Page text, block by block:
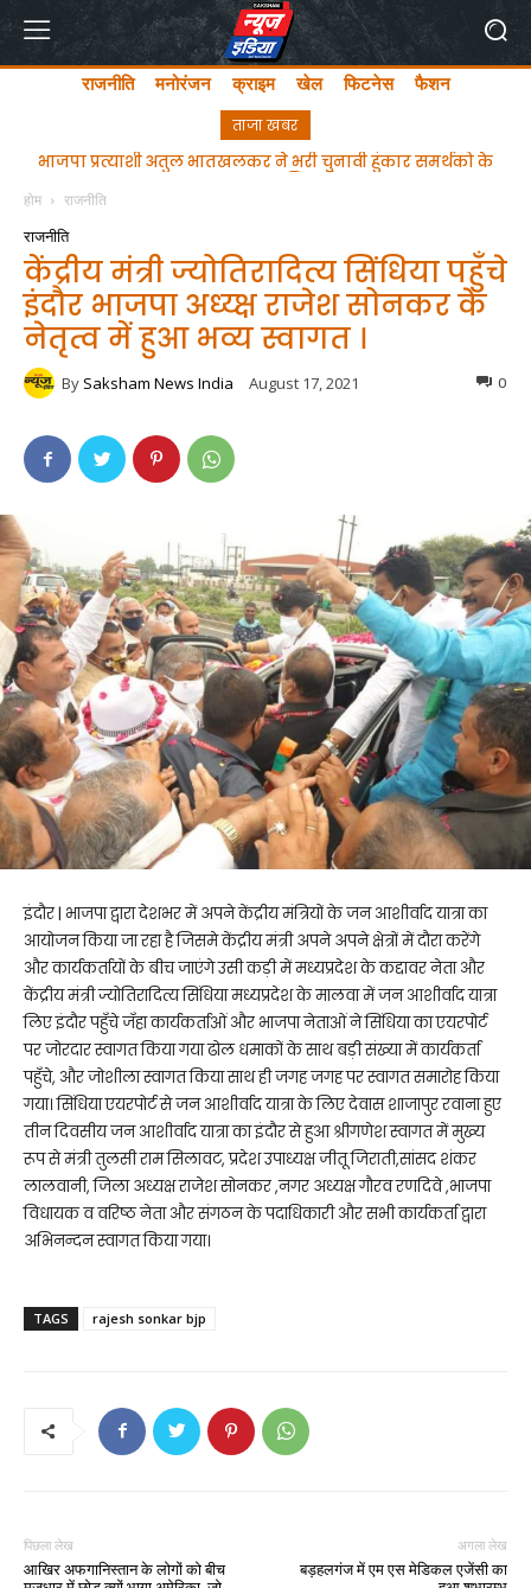
राजनीति मनोरंजन क्राइम खेल फिटनेस फैशन
ताजा खबर
ghgfhfghfghgfhgfhf
होम राजनीति
राजनीति
केंद्रीय मंत्री ज्योतिरादित्य सिंधिया पहुँचे
इंदौर भाजपा अध्य्क्ष राजेश सोनकर के
नेतृत्व में हुआ भव्य स्वागत ।
By Saksham News India August 17, 2021 0
इंदौर | भाजपा द्वारा देशभर में अपने केंद्रीय मंत्रियों के जन आशीर्वाद यात्रा का
आयोजन किया जा रहा है जिसमे केंद्रीय मंत्री अपने अपने क्षेत्रों में दौरा करेंगे
और कार्यकर्तायों के बीच जाएंगे उसी कड़ी में मध्यप्रदेश के कद्दावर नेता और
केंद्रीय मंत्री ज्योतिरादित्य सिंधिया मध्यप्रदेश के मालवा में जन आशीर्वाद यात्रा
लिए इंदौर पहुँचे जँहा कार्यकर्ताओं और भाजपा नेताओं ने सिंधिया का एयरपोर्ट
पर जोरदार स्वागत किया गया ढोल धमाकों के साथ बड़ी संख्या में कार्यकर्ता
पहुँचे, और जोशीला स्वागत किया साथ ही जगह जगह पर स्वागत समारोह किया
गया। सिंधिया एयरपोर्ट से जन आशीर्वाद यात्रा के लिए देवास शाजापुर रवाना हुए
तीन दिवसीय जन आशीर्वाद यात्रा का इंदौर से हुआ श्रीगणेश स्वागत में मुख्य
रूप से मंत्री तुलसी राम सिलावट, प्रदेश उपाध्यक्ष जीतू जिराती,सांसद शंकर
लालवानी, जिला अध्यक्ष राजेश सोनकर ,नगर अध्यक्ष गौरव रणदिवे ,भाजपा
विधायक व वरिष्ठ नेता और संगठन के पदाधिकारी और सभी कार्यकर्ता द्वारा
अभिनन्दन स्वागत किया गया।
TAGS rajesh sonkar bjp
पिछला लेख
आखिर अफगानिस्तान के लोगों को बीच
अगला लेख
बड़हलगंज में एम एस मेडिकल एजेंसी का